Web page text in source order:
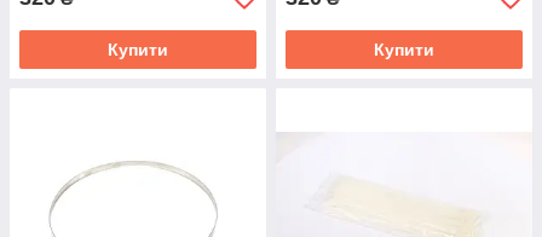
Купити Купити